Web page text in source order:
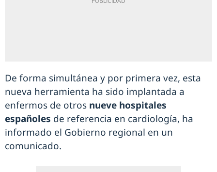
De forma simultánea y por primera vez, esta
nueva herramienta ha sido implantada a
enfermos de otros nueve hospitales
españoles de referencia en cardiología, ha
informado el Gobierno regional en un
comunicado.